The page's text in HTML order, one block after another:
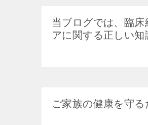
当ブログでは、臨
アに関する正しい知
ご家族の健康を守る